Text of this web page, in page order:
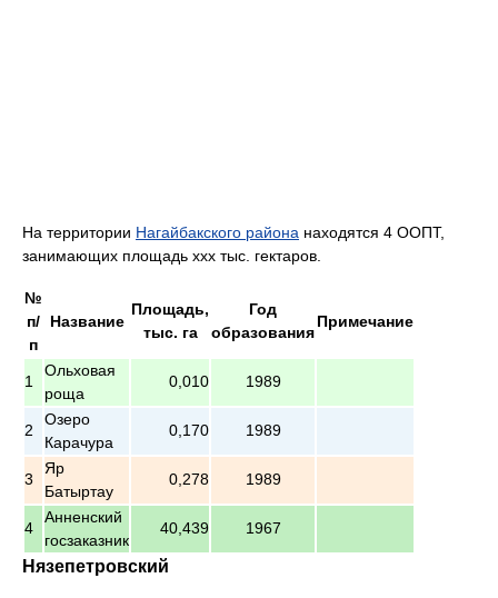
На территории Нагайбакского района находятся 4 ООПТ,
занимающих площадь ххх тыс. гектаров.
№
п/
п
Название
Площадь,
тыс. га
Год
образования
Примечание
1
Ольховая
роща
0,010 1989
2
Озеро
Карачура
0,170 1989
3
Яр
Батыртау
0,278 1989
4
Анненский
госзаказник
40,439 1967
Нязепетровский